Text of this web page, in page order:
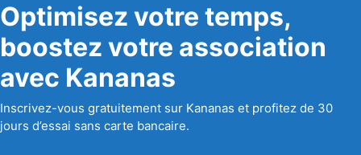
Optimisez votre temps,
boostez votre association
avec Kananas
Inscrivez-vous gratuitement sur Kananas et profitez de 30
jours d’essai sans carte bancaire.